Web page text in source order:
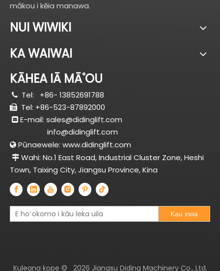
mākou i kēia manawa.
NUI WIWIKI
KA WAIWAI
KĀHEA IĀ MĀ˚OU
 Tel: +86- 13852691788
 Tel: +86-523-87892000
 E-mail: sales@didinglift.com
info@didinglift.com
 Pūnaewele: www.didinglift.com
 Wahi: No.1 East Road, Industrial Cluster Zone, Heshi
Town, Taixing City, Jiangsu Province, Kina
Kau inoa
Kuleana kope © 2026 Jiangsu Diding Machinery Co., Ltd.